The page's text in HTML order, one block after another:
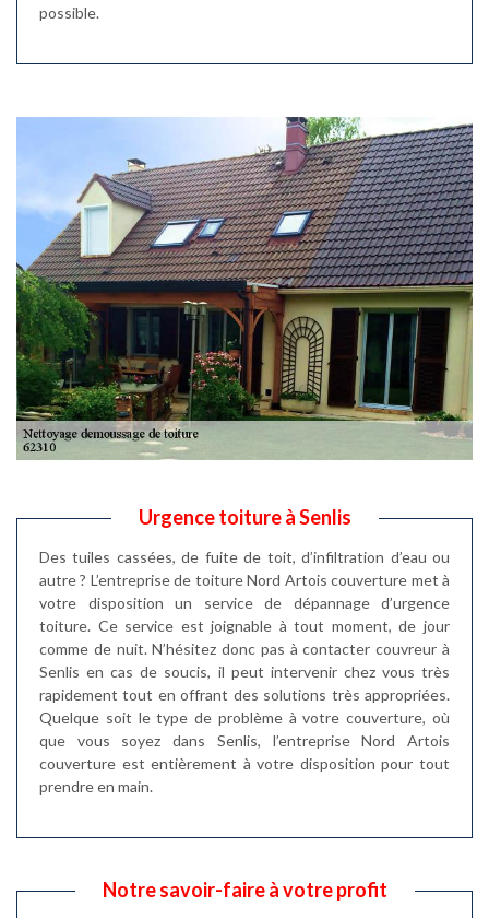
possible.
Urgence toiture à Senlis
Des tuiles cassées, de fuite de toit, d’infiltration d’eau ou
autre ? L’entreprise de toiture Nord Artois couverture met à
votre disposition un service de dépannage d’urgence
toiture. Ce service est joignable à tout moment, de jour
comme de nuit. N’hésitez donc pas à contacter couvreur à
Senlis en cas de soucis, il peut intervenir chez vous très
rapidement tout en offrant des solutions très appropriées.
Quelque soit le type de problème à votre couverture, où
que vous soyez dans Senlis, l’entreprise Nord Artois
couverture est entièrement à votre disposition pour tout
prendre en main.
Notre savoir-faire à votre profit